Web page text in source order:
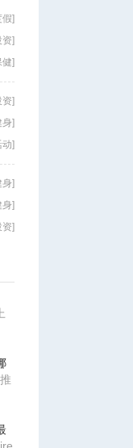
假]
资]
健]
资]
身]
动]
身]
身]
资]